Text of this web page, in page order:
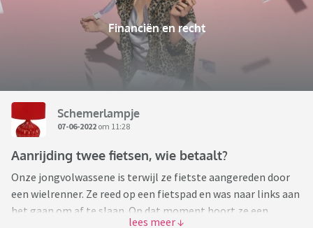
Financiën en recht
Schemerlampje
07-06-2022 om 11:28
Aanrijding twee fietsen, wie betaalt?
Onze jongvolwassene is terwijl ze fietste aangereden door
een wielrenner. Ze reed op een fietspad en was naar links aan
het gaan om af te slaan. Op dat moment hoort ze een